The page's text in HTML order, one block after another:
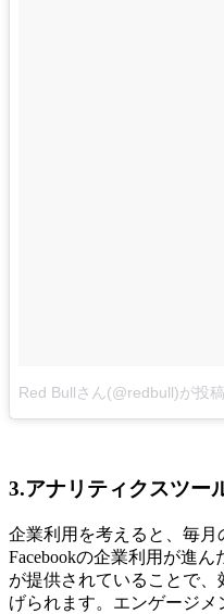
Red Bullさん(@redbull)が投
3.アナリティクスツー
企業利用を考えると、毎月
Facebookの企業利用が進
が提供されていることで
げられます。エンゲージ